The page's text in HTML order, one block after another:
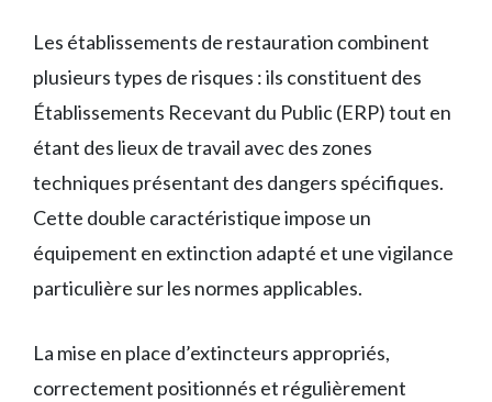
Les établissements de restauration combinent
plusieurs types de risques : ils constituent des
Établissements Recevant du Public (ERP) tout en
étant des lieux de travail avec des zones
techniques présentant des dangers spécifiques.
Cette double caractéristique impose un
équipement en extinction adapté et une vigilance
particulière sur les normes applicables.
La mise en place d’extincteurs appropriés,
correctement positionnés et régulièrement